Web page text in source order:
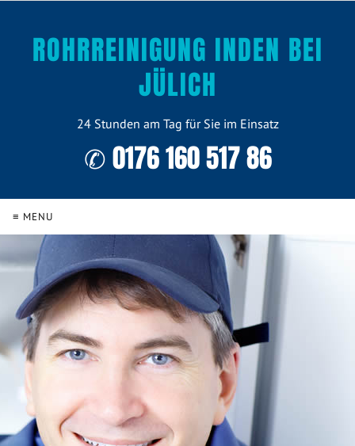
ROHRREINIGUNG INDEN BEI
JÜLICH
24 Stunden am Tag für Sie im Einsatz
✆ 0176 160 517 86
≡ MENU